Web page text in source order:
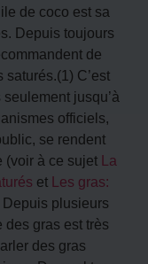
de coco est sa
Depuis toujours
de
C’est
jusqu’à
officiels,
se rendent
(voir à ce sujet La
et Les gras:
Depuis plusieurs
des gras est très
des gras